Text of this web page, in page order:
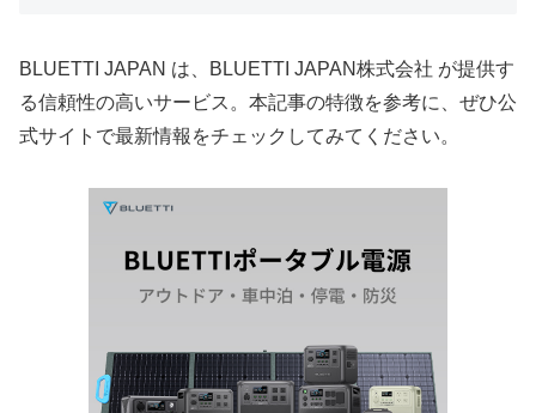
BLUETTI JAPAN は、BLUETTI JAPAN株式会社 が提供す
る信頼性の高いサービス。本記事の特徴を参考に、ぜひ公
式サイトで最新情報をチェックしてみてください。